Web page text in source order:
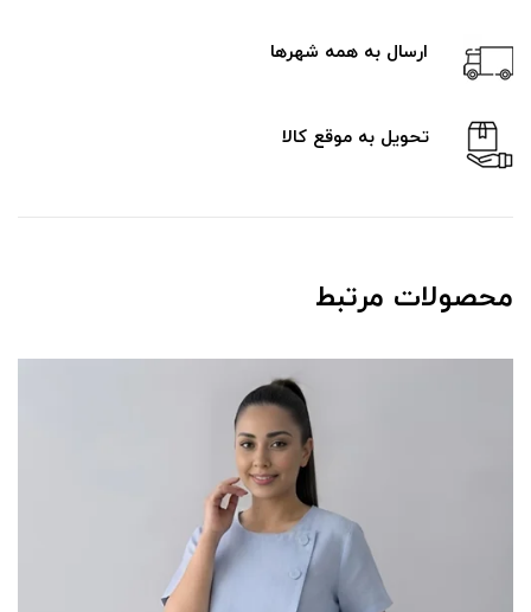
ارسال به همه شهرها
تحویل به موقع کالا
محصولات مرتبط